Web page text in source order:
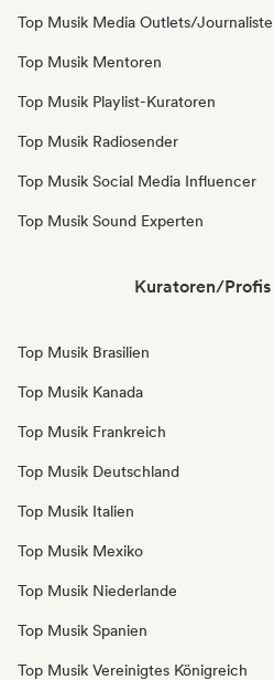
Top Musik Media Outlets/
Top Musik Mentoren
Top Musik Playlist-Kuratoren
Top Musik Radiosender
Top Musik Social Media Influencer
Top Musik Sound Experten
Kuratoren/Profis
Top Musik Brasilien
Top Musik Kanada
Top Musik Frankreich
Top Musik Deutschland
Top Musik Italien
Top Musik Mexiko
Top Musik Niederlande
Top Musik Spanien
Top Musik Vereinigtes Königreich